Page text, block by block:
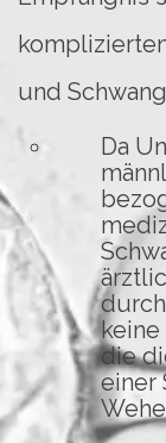
und
Da
die
einer